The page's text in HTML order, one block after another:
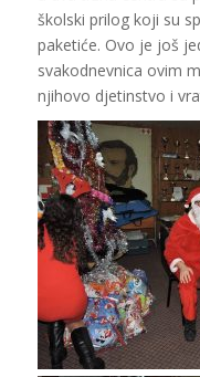
školski prilog koji su
paketiće. Ovo je još
svakodnevnica ovim
njihovo djetinstvo i